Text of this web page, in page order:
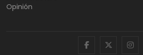
Opinión
facebook